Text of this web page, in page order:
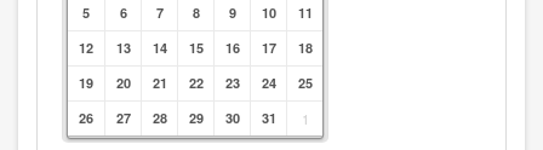
5 6 7 8 9 10
11
12
13 14 15 16 17
18
19
20 21 22 23 24
25
26
27 28 29 30 31 1